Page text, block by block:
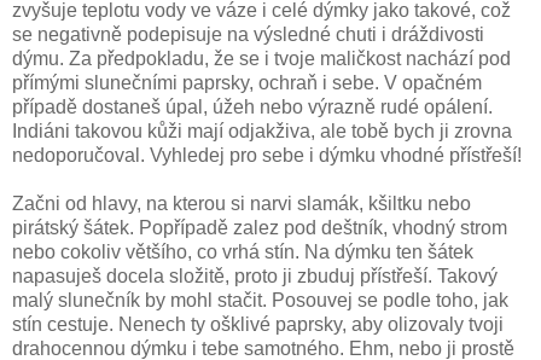
zvyšuje teplotu vody ve váze i celé dýmky jako takové, což
se negativně podepisuje na výsledné chuti i dráždivosti
dýmu. Za předpokladu, že se i tvoje maličkost nachází pod
přímými slunečními paprsky, ochraň i sebe. V opačném
případě dostaneš úpal, úžeh nebo výrazně rudé opálení.
Indiáni takovou kůži mají odjakživa, ale tobě bych ji zrovna
nedoporučoval. Vyhledej pro sebe i dýmku vhodné přístřeší!
Začni od hlavy, na kterou si narvi slamák, kšiltku nebo
pirátský šátek. Popřípadě zalez pod deštník, vhodný strom
nebo cokoliv většího, co vrhá stín. Na dýmku ten šátek
napasuješ docela složitě, proto ji zbuduj přístřeší. Takový
malý slunečník by mohl stačit. Posouvej se podle toho, jak
stín cestuje. Nenech ty ošklivé paprsky, aby olizovaly tvoji
drahocennou dýmku i tebe samotného. Ehm, nebo ji prostě